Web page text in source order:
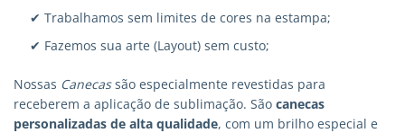
✔ Trabalhamos sem limites de cores na estampa;
✔ Fazemos sua arte (Layout) sem custo;
Nossas Canecassão especialmente revestidas para
receberem a aplicação de sublimação. São canecas
personalizadas de alta qualidade, com um brilho especial e